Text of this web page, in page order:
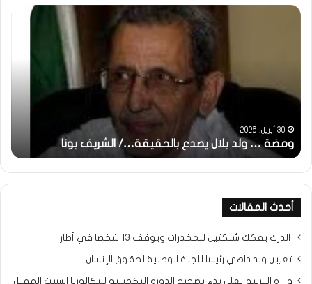
ومضة
الشريف
30 أبريل، 2026
ومضة … ولد بلال يصدع بالحقيقة…/ الشريف بونا
أحدث المقالات
الدرك يفكك شبكتين للمخدرات ويوقف 13 شخصا في أطار
تعيين ولد داهي رئيسا للجنة الوطنية لحقوق الإنسان
وزارة التربية تعلن بدء تصحيح الدورة التكميلية للبكالوريا السبت المقبل